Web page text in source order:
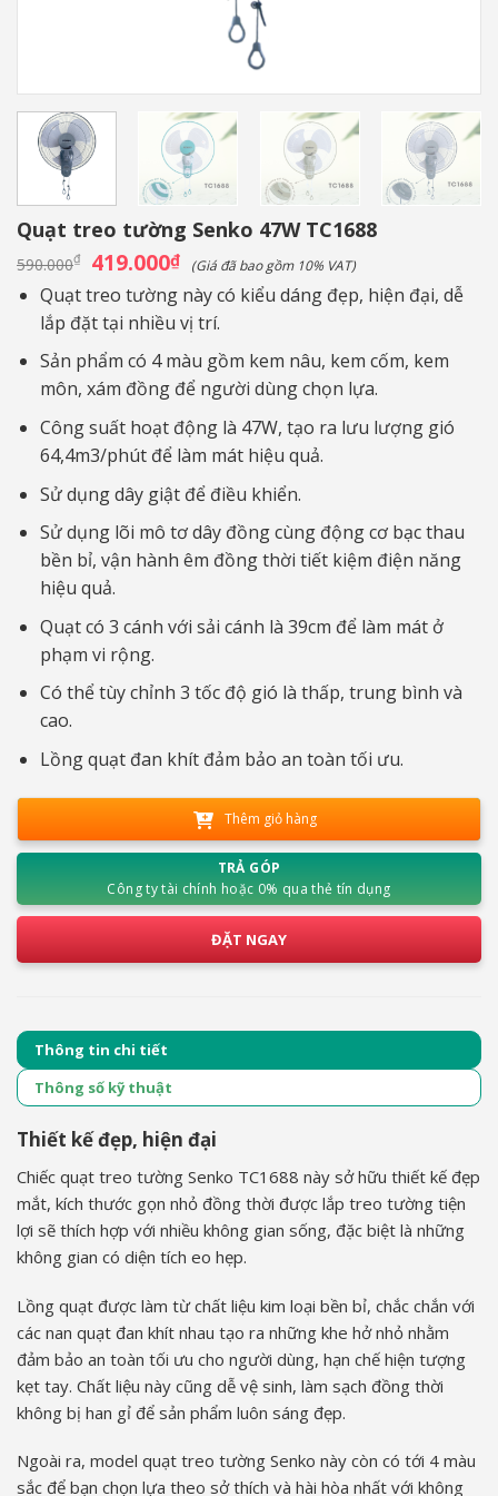
Quạt treo tường Senko 47W TC1688
590.000₫ Giá
gốc
là:
590.000₫.
419.000₫Giá
hiện
tại
là:
419.000₫.
(Giá đã bao gồm 10% VAT)
Quạt treo tường này có kiểu dáng đẹp, hiện đại, dễ
lắp đặt tại nhiều vị trí.
Sản phẩm có 4 màu gồm kem nâu, kem cốm, kem
môn, xám đồng để người dùng chọn lựa.
Công suất hoạt động là 47W, tạo ra lưu lượng gió
64,4m3/phút để làm mát hiệu quả.
Sử dụng dây giật để điều khiển.
Sử dụng lõi mô tơ dây đồng cùng động cơ bạc thau
bền bỉ, vận hành êm đồng thời tiết kiệm điện năng
hiệu quả.
Quạt có 3 cánh với sải cánh là 39cm để làm mát ở
phạm vi rộng.
Có thể tùy chỉnh 3 tốc độ gió là thấp, trung bình và
cao.
Lồng quạt đan khít đảm bảo an toàn tối ưu.
Thêm giỏ hàng
TRẢ GÓP
Công ty tài chính hoặc 0% qua thẻ tín dụng
ĐẶT NGAY
Thông tin chi tiết
Thông số kỹ thuật
Thiết kế đẹp, hiện đại
Chiếc quạt treo tường Senko TC1688 này sở hữu thiết kế đẹp
mắt, kích thước gọn nhỏ đồng thời được lắp treo tường tiện
lợi sẽ thích hợp với nhiều không gian sống, đặc biệt là những
không gian có diện tích eo hẹp.
Lồng quạt được làm từ chất liệu kim loại bền bỉ, chắc chắn với
các nan quạt đan khít nhau tạo ra những khe hở nhỏ nhằm
đảm bảo an toàn tối ưu cho người dùng, hạn chế hiện tượng
kẹt tay. Chất liệu này cũng dễ vệ sinh, làm sạch đồng thời
không bị han gỉ để sản phẩm luôn sáng đẹp.
Ngoài ra, model quạt treo tường Senko này còn có tới 4 màu
sắc để bạn chọn lựa theo sở thích và hài hòa nhất với không